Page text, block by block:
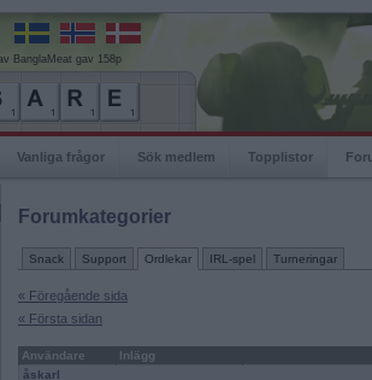
BanglaMeat gav 158p
Vanliga frågor Sök medlem Topplistor
Forumkategorier
Snack Support Ordlekar IRL-spel Turneringar
« Föregående sida
« Första sidan
Användare
Inlägg
åskarl